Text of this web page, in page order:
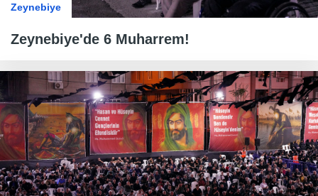
Zeynebiye
Zeynebiye'de 6 Muharrem!